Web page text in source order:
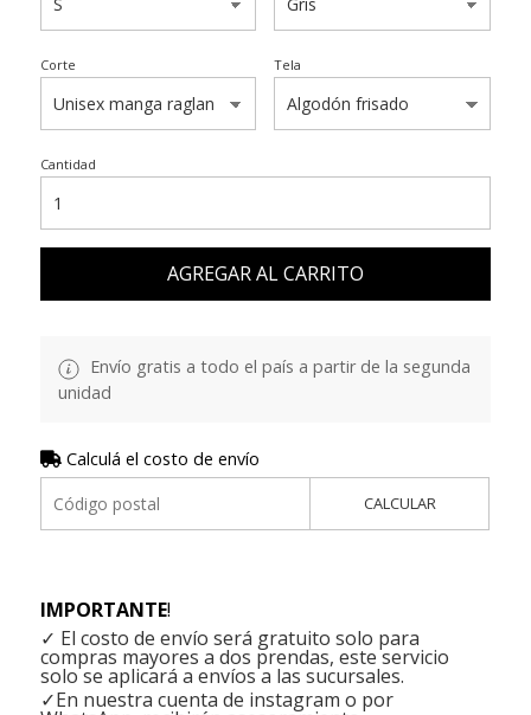
Corte Tela
Cantidad
AGREGAR AL CARRITO
Envío gratis a todo el país a partir de la segunda
unidad
Calculá el costo de envío
CALCULAR
IMPORTANTE!
✓ El costo de envío será gratuito solo para
compras mayores a dos prendas, este servicio
solo se aplicará a envíos a las sucursales.
✓En nuestra cuenta de instagram o por